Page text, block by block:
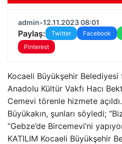
admin•12.11.2023 08:01
Paylaş: Twitter Facebook
Pinterest
Kocaeli Büyükşehir Belediyesi
Anadolu Kültür Vakfı Hacı
Cemevi törenle hizmete
Büyükakın, şunları söyledi;
“Gebze’de Bircemevi’ni
KATILIM Kocaeli Büyükşehir